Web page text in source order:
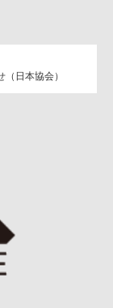
日本協会）